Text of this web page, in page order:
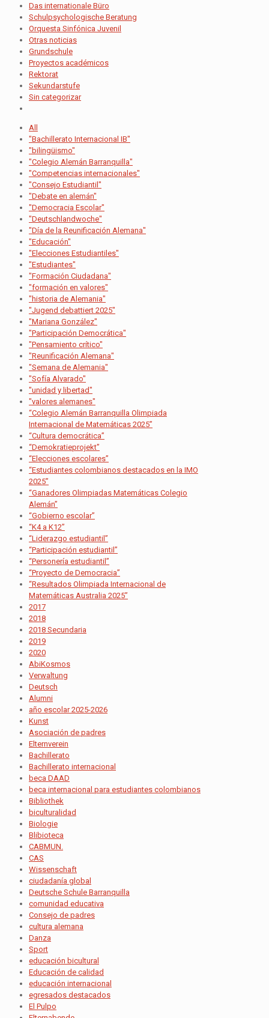
Das internationale Büro
Schulpsychologische Beratung
Orquesta Sinfónica Juvenil
Otras noticias
Grundschule
Proyectos académicos
Rektorat
Sekundarstufe
Sin categorizar
All
"Bachillerato Internacional IB"
"bilingüismo"
"Colegio Alemán Barranquilla"
"Competencias internacionales"
"Consejo Estudiantil"
"Debate en alemán"
"Democracia Escolar"
"Deutschlandwoche"
"Día de la Reunificación Alemana"
"Educación"
"Elecciones Estudiantiles"
"Estudiantes"
"Formación Ciudadana"
"formación en valores"
"historia de Alemania"
"Jugend debattiert 2025"
"Mariana González"
"Participación Democrática"
"Pensamiento crítico"
"Reunificación Alemana"
"Semana de Alemania"
"Sofía Alvarado"
"unidad y libertad"
"valores alemanes"
“Colegio Alemán Barranquilla Olimpiada
Internacional de Matemáticas 2025”
“Cultura democrática”
“Demokratieprojekt”
“Elecciones escolares”
“Estudiantes colombianos destacados en la IMO
2025”
“Ganadores Olimpiadas Matemáticas Colegio
Alemán”
“Gobierno escolar”
“K4 a K12”
“Liderazgo estudiantil”
“Participación estudiantil”
“Personería estudiantil”
“Proyecto de Democracia”
“Resultados Olimpiada Internacional de
Matemáticas Australia 2025”
2017
2018
2018 Secundaria
2019
2020
AbiKosmos
Verwaltung
Deutsch
Alumni
año escolar 2025-2026
Kunst
Asociación de padres
Elternverein
Bachillerato
Bachillerato internacional
beca DAAD
beca internacional para estudiantes colombianos
Bibliothek
biculturalidad
Biologie
Blibioteca
CABMUN.
CAS
Wissenschaft
ciudadanía global
Deutsche Schule Barranquilla
comunidad educativa
Consejo de padres
cultura alemana
Danza
Sport
educación bicultural
Educación de calidad
educación internacional
egresados destacados
El Pulpo